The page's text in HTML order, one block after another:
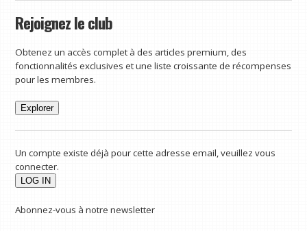
Rejoignez le club
Obtenez un accès complet à des articles premium, des
fonctionnalités exclusives et une liste croissante de récompenses
pour les membres.
Explorer
Un compte existe déjà pour cette adresse email, veuillez vous
connecter.
Abonnez-vous à notre newsletter